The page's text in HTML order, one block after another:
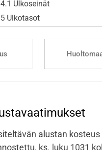
Ulkoseinät
Ulkotasot
alustan
ks. luku 1031